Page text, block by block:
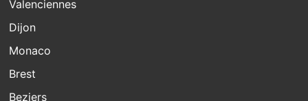
Valenciennes
Dijon
Monaco
Brest
Beziers